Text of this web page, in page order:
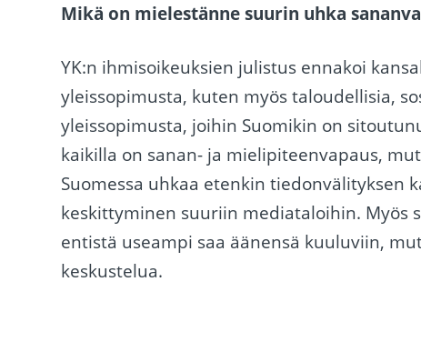
Mikä on mielestänne suurin uhka
YK:n ihmisoikeuksien julistus ennakoi
yleissopimusta, kuten myös taloudellisia,
yleissopimusta, joihin Suomikin on
kaikilla on sanan- ja mielipiteenvapaus,
Suomessa uhkaa etenkin tiedonvälityksen
keskittyminen suuriin mediataloihin. Myös
entistä useampi saa äänensä kuuluviin,
keskustelua.